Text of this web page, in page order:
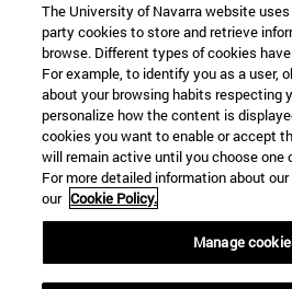
The University of Navarra website
party cookies to store and retrieve
browse. Different types of cookies
For example, to identify you as a user,
about your browsing habits respecting
personalize how the content is
cookies you want to enable or accept
will remain active until you choose one
For more detailed information about
our Cookie Policy.
Manage